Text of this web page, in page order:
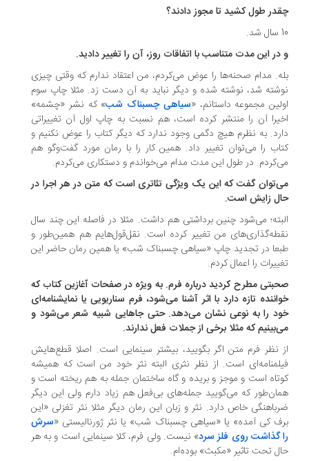
طول کشید تا مجوز دادند؟
این مدت متناسب با اتفاقات روز، آن را تغییر دادید.
مدام صحنه‌ها را عوض می‌کردم، من اعتقاد ندارم که وقتی چیزی
شد، نوشته شده و دیگر نباید به آن دست زد. مثلا چاپ سوم
مجموعه داستانم، «سیاهی چسبناک شب» که نشر «چشمه»
آن را منتشر کرده است، هم نسبت به چاپ اول آن تغییراتی
به نظرم هیچ دگمی وجود ندارد که دیگر کتاب را عوض نکنیم و
را می‌توان تغییر داد. همین کار را با رمان مورد گفت‌وگو هم
در طول این مدت مدام می‌خواندم و دستکاری می‌کردم.
گفت که این یک ویژگی تئاتری است که متن در هر اجرا در
زایش است.
می‌شود چنین برداشتی هم داشت. مثلا در فاصله این چند سال
من تغییر کرده است. نقل‌قول‌هایم هم همین‌طور و
در تجدید چاپ «سیاهی چسبناک شب» یا همین رمان حاضر این
را اعمال کردم.
مطرح کردید درباره فرم. به ویژه در صفحات آغازین کتاب که
تازه دارد با اثر آشنا می‌شود، فرم سناریویی یا نمایشنامه‌‌ای
را به نوعی نشان می‌دهد. حتی جاهایی شبیه شعر می‌شود و
که مثلا برخی از جملات فعل ندارند.
نظر فرم متن اگر بگویید، بیشتر سینمایی است. اصلا قطع‌هایش
است. از نظر نثری البته نثر خود من است که همیشه
است و موجز و بریده و گاه ساختمان جمله به هم ریخته است و
که می‌گویید جمله‌های بی‌فعل هم زیاد دارم ولی این دیگر
خاص دارد. نثر و زبان این رمان دیگر مثلا نثر تغزلی «این
کی آمده» یا «سیاهی چسبناک شب» یا نثر ژورنالیستی «سرش
گذاشت روی فلز سرد» نیست. ولی فرم، کلا سینمایی است و به هر
تحت تاثیر «مکبث» بوده‌ام.